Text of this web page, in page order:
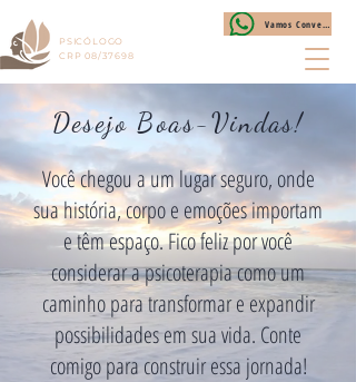
PSICÓLOGO
CRP 08/37698
Desejo Boas-Vindas!
Você chegou a um lugar seguro, onde
sua história, corpo e emoções importam
e têm espaço. Fico feliz por você
considerar a psicoterapia como um
caminho para transformar e expandir
possibilidades em sua vida. Conte
comigo para construir essa jornada!